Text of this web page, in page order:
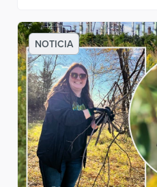
NOTICIA